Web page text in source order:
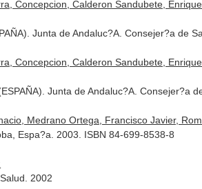
Concepcion, Calderon Sandubete,
Junta de Andaluc?A. Consejer?a de
Concepcion, Calderon Sandubete,
Junta de Andaluc?A. Consejer?a
Medrano Ortega, Francisco Javier,
Espa?a. 2003. ISBN 84-699-8538-8
2002